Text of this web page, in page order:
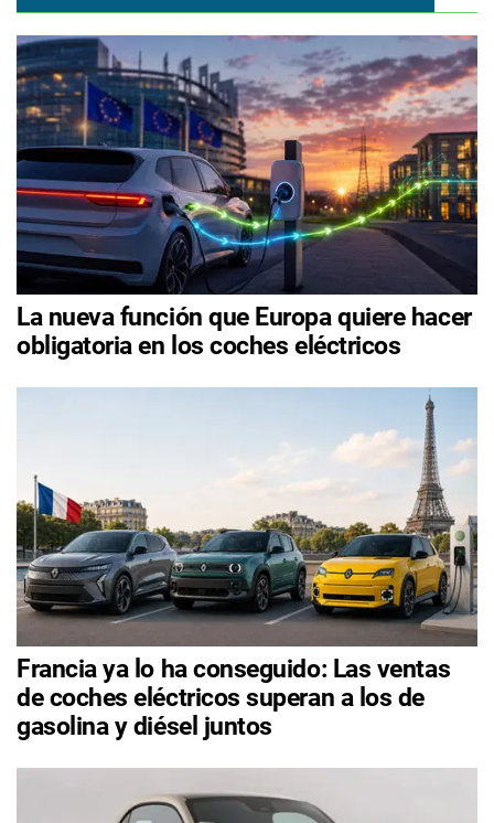
La nueva función que Europa quiere hacer
obligatoria en los coches eléctricos
Francia ya lo ha conseguido: Las ventas
de coches eléctricos superan a los de
gasolina y diésel juntos